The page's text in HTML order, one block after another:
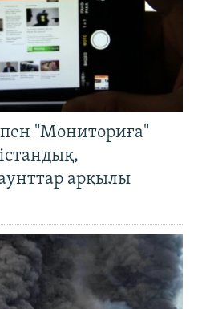
пен "Мониториға"
арқылы